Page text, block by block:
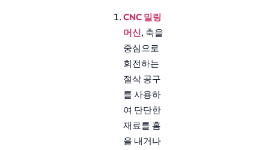
CNC 밀링
머신, 축을
중심으로
회전하는
절삭 공구
를 사용하
여 단단한
재료를 홈
을 내거나